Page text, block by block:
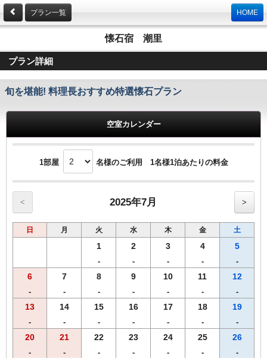
プラン一覧 HOME
懐石宿 潮里
プラン詳細
旬を堪能! 料理長おすすめ特選懐石プラン
空室カレンダー
1部屋 名様のご利用 1名様1泊あたりの料金
< 2025年7月 >
日 月 火 水 木 金 土
1
-
2
-
3
-
4
-
5
-
6
-
7
-
8
-
9
-
10
-
11
-
12
-
13
-
14
-
15
-
16
-
17
-
18
-
19
-
20
-
21
-
22
-
23
-
24
-
25
-
26
-